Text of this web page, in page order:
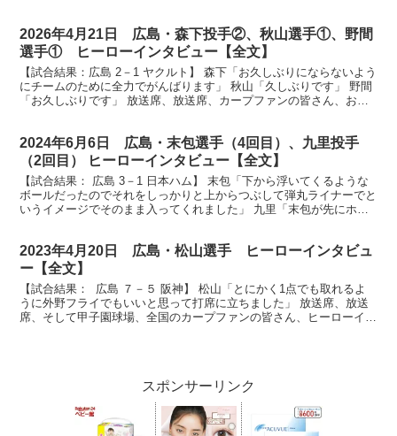
2026年4月21日 広島・森下投手②、秋山選手①、野間
選手① ヒーローインタビュー【全文】
【試合結果：広島 2－1 ヤクルト】 森下「お久しぶりにならないよう
にチームのために全力でがんばります」 秋山「久しぶりです」 野間
「お久しぶりです」 放送席、放送席、カープファンの皆さん、お待
2024年6月6日 広島・末包選手（4回目）、九里投手
（2回目） ヒーローインタビュー【全文】
【試合結果： 広島 3－1 日本ハム】 末包「下から浮いてくるような
ボールだったのでそれをしっかりと上からつぶして弾丸ライナーでと
いうイメージでそのまま入ってくれました」 九里「末包が先にホー
2023年4月20日 広島・松山選手 ヒーローインタビュ
ー【全文】
【試合結果： 広島 ７－５ 阪神】 松山「とにかく1点でも取れるよ
うに外野フライでもいいと思って打席に立ちました」 放送席、放送
席、そして甲子園球場、全国のカープファンの皆さん、ヒーローイン
スポンサーリンク